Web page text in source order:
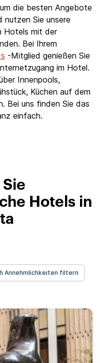
die besten Angebote
nutzen Sie unsere
Hotels mit der
Bei Ihrem
-Mitglied genießen Sie
im Hotel.
Innenpools,
Küchen auf dem
Bei uns finden Sie das
einfach.
Sie
Hotels in
Annehmlichkeiten filtern